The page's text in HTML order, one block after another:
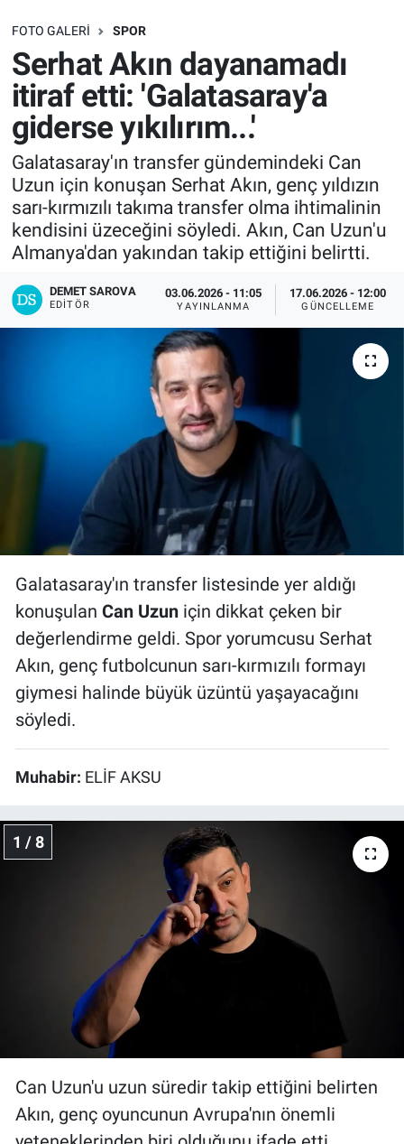
FOTO GALERI SPOR
Serhat Akın dayanamadı
itiraf etti: 'Galatasaray'a
giderse yıkılırım...'
Galatasaray'ın transfer gündemindeki Can
Uzun için konuşan Serhat Akın, genç yıldızın
sarı-kırmızılı takıma transfer olma ihtimalinin
kendisini üzeceğini söyledi. Akın, Can Uzun'u
Almanya'dan yakından takip ettiğini belirtti.
DEMET SAROVA
EDITÖR
03.06.2026 - 11:05
YAYINLANMA
17.06.2026 - 12:00
GÜNCELLEME
Galatasaray'ın transfer listesinde yer aldığı
konuşulan Can Uzun için dikkat çeken bir
değerlendirme geldi. Spor yorumcusu Serhat
Akın, genç futbolcunun sarı-kırmızılı formayı
giymesi halinde büyük üzüntü yaşayacağını
söyledi.
Muhabir: ELİF AKSU
1 / 8
Can Uzun'u uzun süredir takip ettiğini belirten
Akın, genç oyuncunun Avrupa'nın önemli
SAĞLIK
EKONOMİ
EĞİTİM
ÖZEL HABER
Keşfet
ASTROLOJİ
MANŞET
RESMİ İLANLAR
Bize ulaşın
İletişim/Künye
Yaşam
Gözden Kaçmasın
İletişim (Künye)